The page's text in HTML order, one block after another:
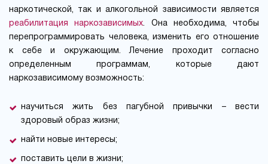
наркотической, так и алкогольной зависимости является
реабилитация наркозависимых. Она необходима, чтобы
перепрограммировать человека, изменить его отношение
к себе и окружающим. Лечение проходит согласно
определенным программам, которые дают
наркозависимому возможность:
научиться жить без пагубной привычки – вести
здоровый образ жизни;
найти новые интересы;
поставить цели в жизни;